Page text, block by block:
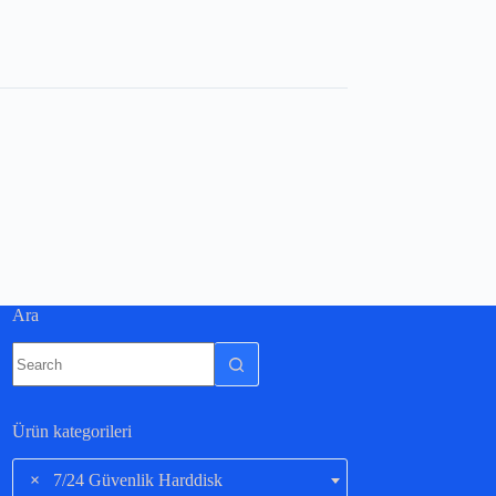
Ara
Ürün kategorileri
× 7/24 Güvenlik Harddisk